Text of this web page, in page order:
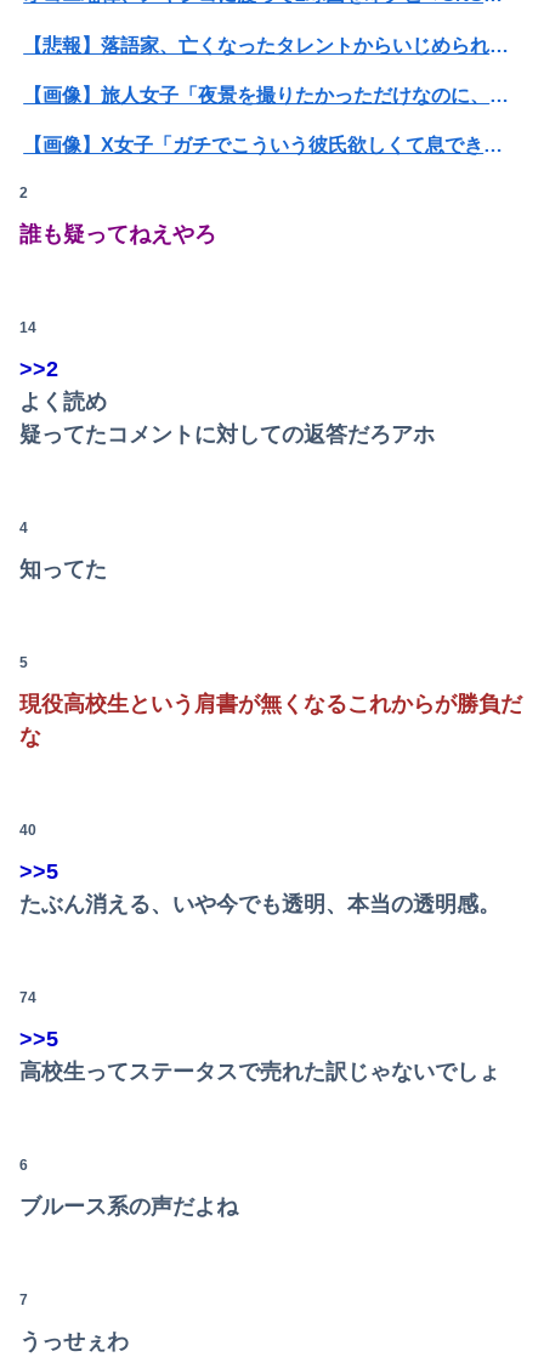
Powered by livedoor 相互RSS
【悲報】落語家、亡くなったタレントからいじめられた過去を告白する…
【画像】旅人女子「夜景を撮りたかっただけなのに、故郷の村が燃やされたみたいになった」←26万ｲｲﾈｗｗｗｗ
【画像】X女子「ガチでこういう彼氏欲しくて息できん」 2000万バズ
【悲報】Mrs. GREEN APPLE、マジで逝くwwwwww
【動画】台風13号の進路予想、明らかにおかしい…
社内会議で「施術」を「せじゅつ」と読んだら中途社員にすら笑われたｗｗｗｗｗｗ
世界一の登山家ニルマル・プルジャ(43歳)、雪崩で死亡
日本人「ジョジョの最高傑作は3部！」←これ謎だよな
【日向坂46】月刊ジャイアンツ公式、重大告知！
2
誰も疑ってねえやろ
14
>>2
よく読め
疑ってたコメントに対しての返答だろアホ
4
知ってた
5
現役高校生という肩書が無くなるこれからが勝負だ
な
40
>>5
たぶん消える、いや今でも透明、本当の透明感。
74
>>5
高校生ってステータスで売れた訳じゃないでしょ
6
ブルース系の声だよね
7
うっせぇわ